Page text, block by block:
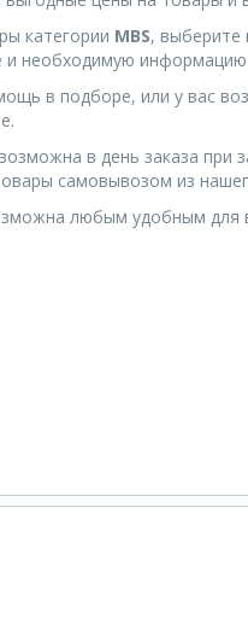
категории MBS, выберите
и необходимую информацию
в подборе, или у вас
в день заказа при
самовывозом из
любым удобным для